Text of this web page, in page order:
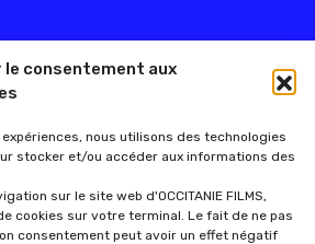
le consentement aux
nous utilisons des technologies
stocker et/ou accéder aux informations des
sur le site web d'OCCITANIE FILMS,
cookies sur votre terminal. Le fait de ne pas
consentement peut avoir un effet négatif